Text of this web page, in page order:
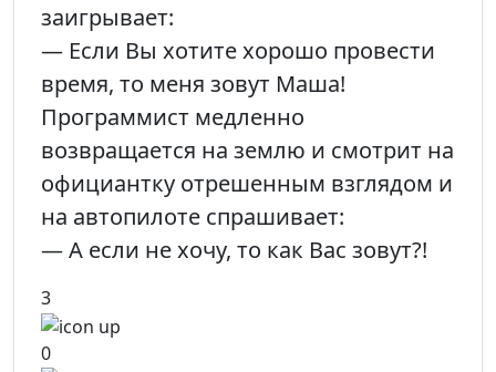
заигрывает:
— Если Вы хотите хорошо провести
время, то меня зовут Маша!
Программист медленно
возвращается на землю и смотрит на
официантку отрешенным взглядом и
на автопилоте спрашивает:
— А если не хочу, то как Вас зовут?!
3
0